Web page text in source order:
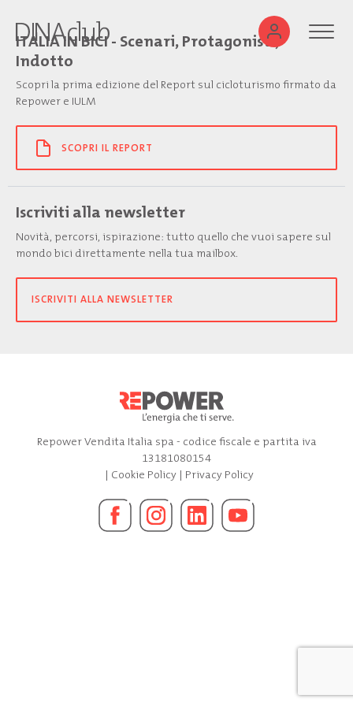
ITALIA IN BICI - Scenari, Protagonisti,
Indotto
Scopri la prima edizione del Report sul cicloturismo firmato da
Repower e IULM
SCOPRI IL REPORT
Iscriviti alla newsletter
Novità, percorsi, ispirazione: tutto quello che vuoi sapere sul
mondo bici direttamente nella tua mailbox.
ISCRIVITI ALLA NEWSLETTER
Repower Vendita Italia spa - codice fiscale e partita iva
13181080154
| Cookie Policy| Privacy Policy